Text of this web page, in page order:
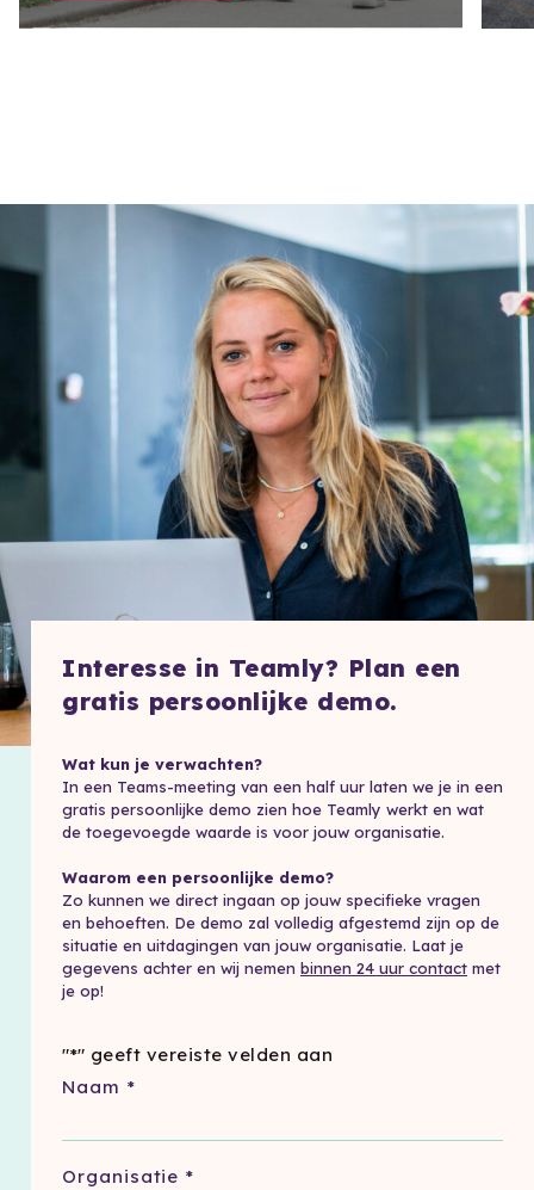
Interesse in Teamly? Plan een
gratis persoonlijke demo.
Wat kun je verwachten?
In een Teams-meeting van een half uur laten we je in een
gratis persoonlijke demo zien hoe Teamly werkt en wat
de toegevoegde waarde is voor jouw organisatie.
Waarom een persoonlijke demo?
Zo kunnen we direct ingaan op jouw specifieke vragen
en behoeften. De demo zal volledig afgestemd zijn op de
situatie en uitdagingen van jouw organisatie. Laat je
gegevens achter en wij nemen binnen 24 uur contact met
je op!
"*" geeft vereiste velden aan
Naam *
Organisatie *